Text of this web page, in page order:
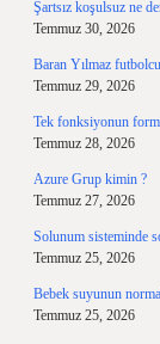
Şartsız koşulsuz ne
Temmuz 30, 2026
Baran Yılmaz
Temmuz 29, 2026
Tek fonksiyonun
Temmuz 28, 2026
Azure Grup kimin ?
Temmuz 27, 2026
Solunum sisteminde
Temmuz 25, 2026
Bebek suyunun
Temmuz 25, 2026